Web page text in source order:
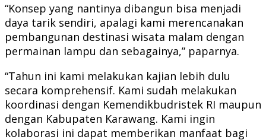
“Konsep yang nantinya dibangun bisa menjadi
daya tarik sendiri, apalagi kami merencanakan
pembangunan destinasi wisata malam dengan
permainan lampu dan sebagainya,” paparnya.
“Tahun ini kami melakukan kajian lebih dulu
secara komprehensif. Kami sudah melakukan
koordinasi dengan Kemendikbudristek RI maupun
dengan Kabupaten Karawang. Kami ingin
kolaborasi ini dapat memberikan manfaat bagi